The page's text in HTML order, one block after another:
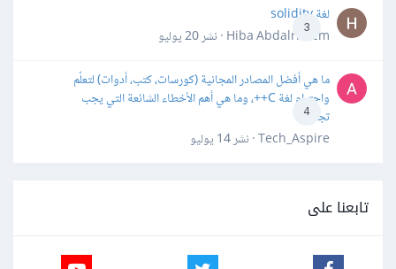
3
لغة solidity
Hiba Abdalrheem · نشر
20 يوليو
4
ما هي أفضل المصادر المجانية (كورسات، كتب، أدوات) لتعلّم
واحترام لغة C++، وما هي أهم الأخطاء الشائعة التي يجب
تجنبها؟
Tech_Aspire · نشر
14 يوليو
تابعنا على